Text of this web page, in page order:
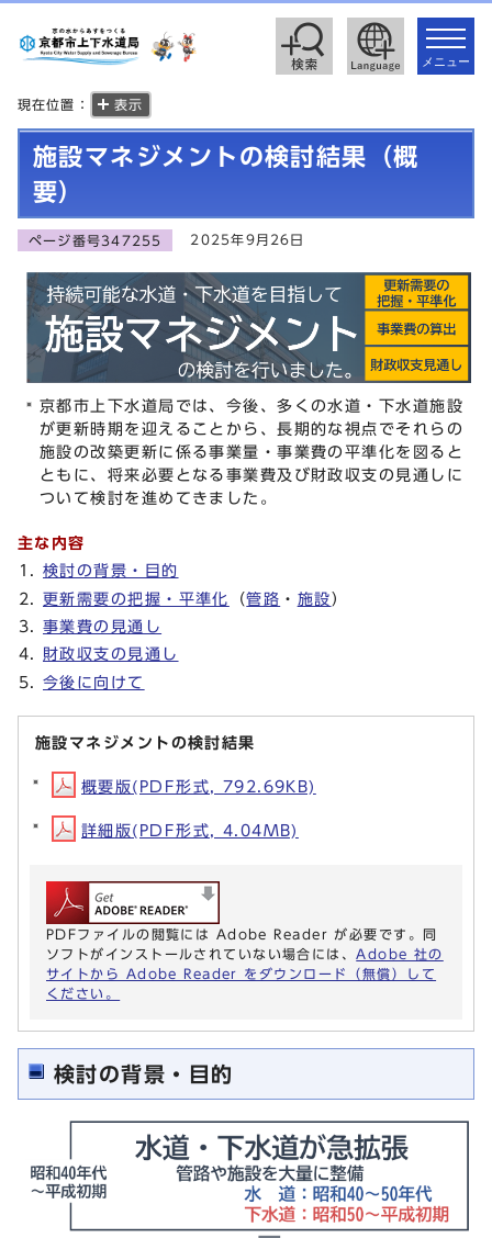
toggle
メニュー
現在位置： 表示
施設マネジメントの検討結果（概
要）
ページ番号347255 2025年9月26日
京都市上下水道局では、今後、多くの水道・下水道施設
が更新時期を迎えることから、長期的な視点でそれらの
施設の改築更新に係る事業量・事業費の平準化を図ると
ともに、将来必要となる事業費及び財政収支の見通しに
ついて検討を進めてきました。
主な内容
検討の背景・目的
更新需要の把握・平準化
（管路 ・ 施設）
事業費の見通し
財政収支の見通し
今後に向けて
施設マネジメントの検討結果
概要版(PDF形式, 792.69KB)
詳細版(PDF形式, 4.04MB)
PDFファイルの閲覧には Adobe Reader が必要です。同
ソフトがインストールされていない場合には、 Adobe 社の
サイトから Adobe Reader をダウンロード（無償）して
ください。
検討の背景・目的